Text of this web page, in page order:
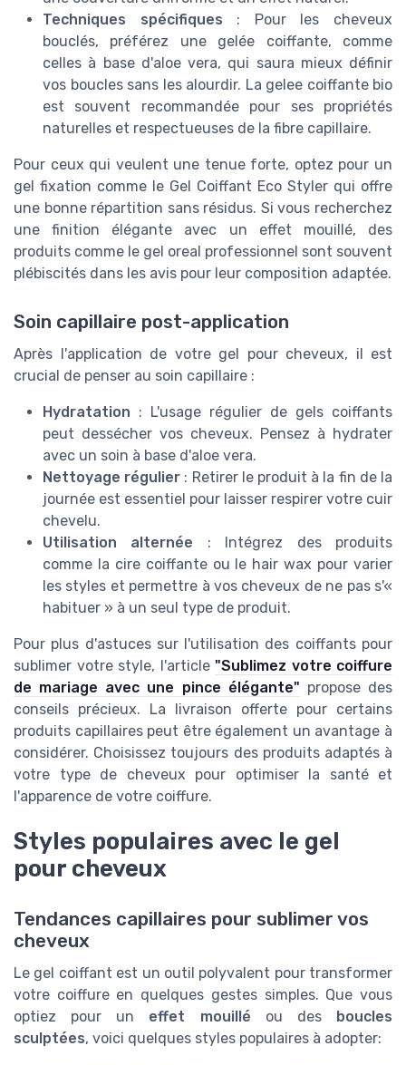
Techniques spécifiques : Pour les cheveux
bouclés, préférez une gelée coiffante, comme
celles à base d'aloe vera, qui saura mieux définir
vos boucles sans les alourdir. La gelee coiffante bio
est souvent recommandée pour ses propriétés
naturelles et respectueuses de la fibre capillaire.
Pour ceux qui veulent une tenue forte, optez pour un
gel fixation comme le Gel Coiffant Eco Styler qui offre
une bonne répartition sans résidus. Si vous recherchez
une finition élégante avec un effet mouillé, des
produits comme le gel oreal professionnel sont souvent
plébiscités dans les avis pour leur composition adaptée.
Soin capillaire post-application
Après l'application de votre gel pour cheveux, il est
crucial de penser au soin capillaire :
Hydratation : L'usage régulier de gels coiffants
peut dessécher vos cheveux. Pensez à hydrater
avec un soin à base d'aloe vera.
Nettoyage régulier : Retirer le produit à la fin de la
journée est essentiel pour laisser respirer votre cuir
chevelu.
Utilisation alternée : Intégrez des produits
comme la cire coiffante ou le hair wax pour varier
les styles et permettre à vos cheveux de ne pas s'«
habituer » à un seul type de produit.
Pour plus d'astuces sur l'utilisation des coiffants pour
sublimer votre style, l'article "Sublimez votre coiffure
de mariage avec une pince élégante" propose des
conseils précieux. La livraison offerte pour certains
produits capillaires peut être également un avantage à
considérer. Choisissez toujours des produits adaptés à
votre type de cheveux pour optimiser la santé et
l'apparence de votre coiffure.
Styles populaires avec le gel
pour cheveux
Tendances capillaires pour sublimer vos
cheveux
Le gel coiffant est un outil polyvalent pour transformer
votre coiffure en quelques gestes simples. Que vous
optiez pour un effet mouillé ou des
boucles
sculptées, voici quelques styles populaires à adopter: